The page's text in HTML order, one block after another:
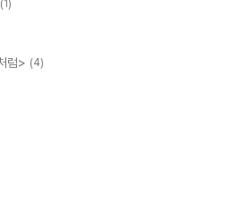
(1)
럼> (4)